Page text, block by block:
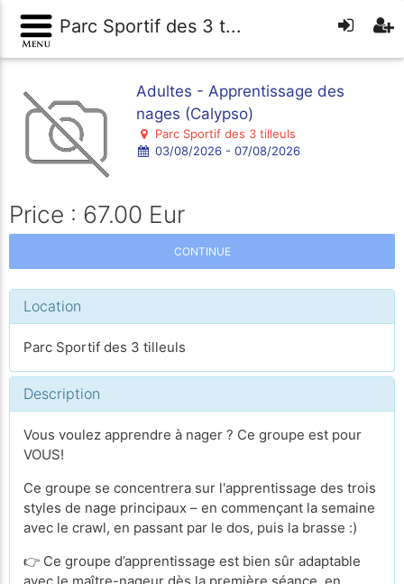
Parc Sportif des 3 t...
Adultes - Apprentissage des
nages (Calypso)
Parc Sportif des 3 tilleuls
03/08/2026 - 07/08/2026
Price : 67.00 Eur
CONTINUE
Location
Parc Sportif des 3 tilleuls
Description
Vous voulez apprendre à nager ? Ce groupe est pour
VOUS!
Ce groupe se concentrera sur l'apprentissage des trois
styles de nage principaux – en commençant la semaine
avec le crawl, en passant par le dos, puis la brasse :)
👉 Ce groupe d’apprentissage est bien sûr adaptable